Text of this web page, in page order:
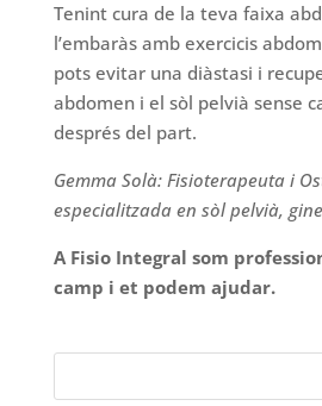
Tenint cura de la teva faixa
l’embaràs amb exercicis
pots evitar una diàstasi i
abdomen i el sòl pelvià sense
després del part.
Gemma Solà: Fisioterapeuta i
especialitzada en sòl pelvià,
A FisioIntegral som
camp i et podem ajudar.